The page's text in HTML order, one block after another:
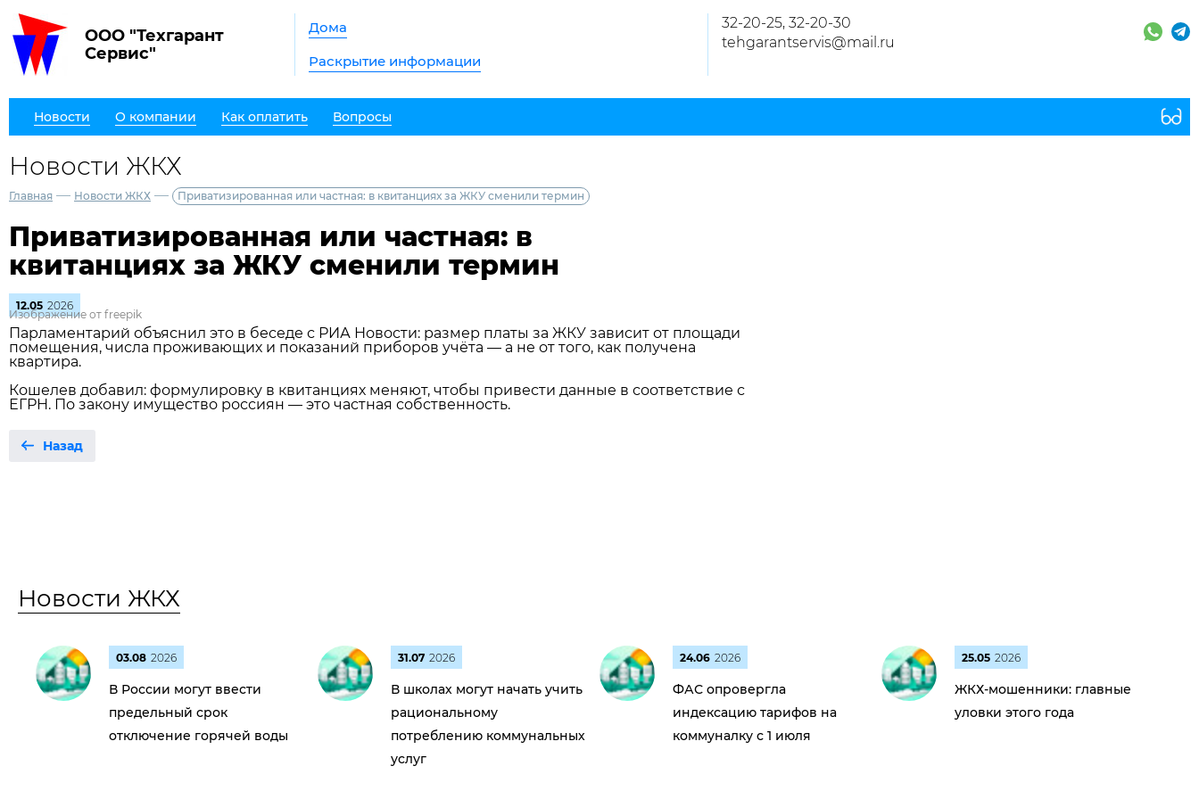
ООО "Техгарант
Сервис"
Дома
Раскрытие информации
32-20-25, 32-20-30
tehgarantservis@mail.ru
Новости О компании Как оплатить Вопросы
Новости ЖКХ
Главная — Новости ЖКХ — Приватизированная или частная: в квитанциях за ЖКУ сменили термин
Приватизированная или частная: в
квитанциях за ЖКУ сменили термин
12.05 2026
Изображение от freepik
Парламентарий объяснил это в беседе с РИА Новости: размер платы за ЖКУ зависит от площади
помещения, числа проживающих и показаний приборов учёта — а не от того, как получена
квартира.
Кошелев добавил: формулировку в квитанциях меняют, чтобы привести данные в соответствие с
ЕГРН. По закону имущество россиян — это частная собственность.
Назад
Новости ЖКХ
03.08 2026
В России могут ввести
предельный срок
отключение горячей воды
31.07 2026
В школах могут начать учить
рациональному
потреблению коммунальных
услуг
24.06 2026
ФАС опровергла
индексацию тарифов на
коммуналку с 1 июля
25.05 2026
ЖКХ-мошенники: главные
уловки этого года